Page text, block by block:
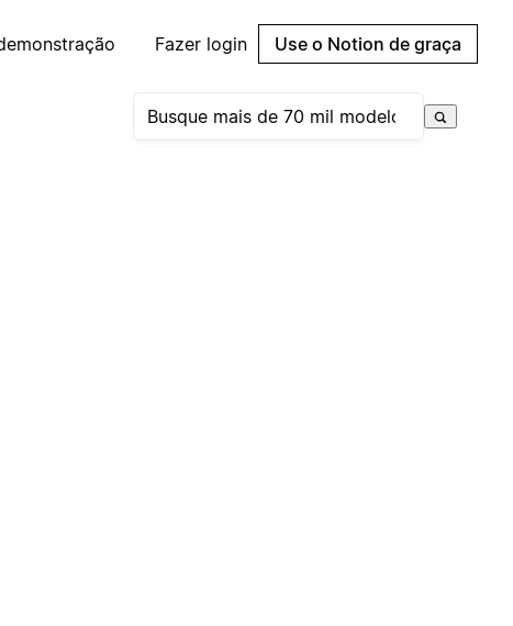
Fazer login Use o Notion de graça